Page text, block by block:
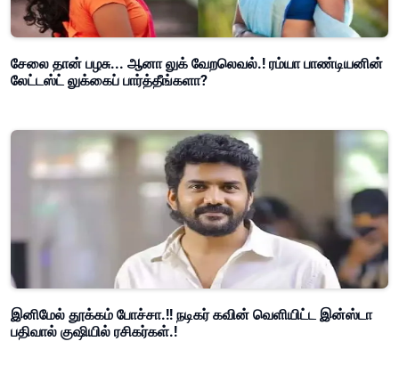
சேலை தான் பழசு... ஆனா லுக் வேறலெவல்.! ரம்யா பாண்டியனின்
லேட்டஸ்ட் லுக்கைப் பார்த்தீங்களா?
இனிமேல் தூக்கம் போச்சா.!! நடிகர் கவின் வெளியிட்ட இன்ஸ்டா
பதிவால் குஷியில் ரசிகர்கள்.!